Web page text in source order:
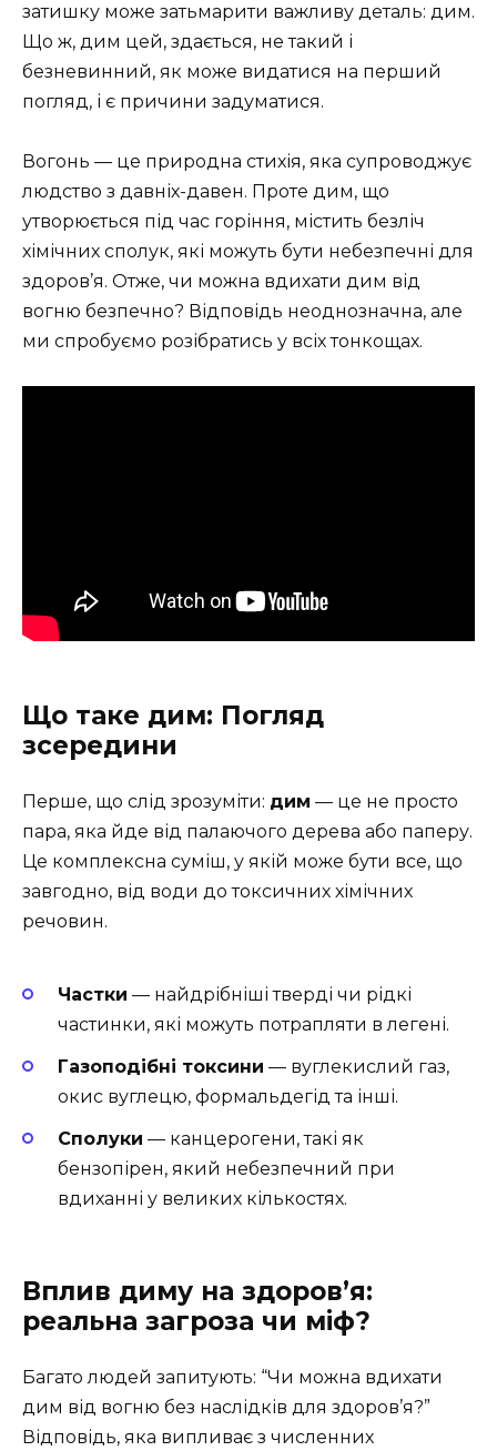
затишку може затьмарити важливу деталь: дим.
Що ж, дим цей, здається, не такий і
безневинний, як може видатися на перший
погляд, і є причини задуматися.
Вогонь — це природна стихія, яка супроводжує
людство з давніх-давен. Проте дим, що
утворюється під час горіння, містить безліч
хімічних сполук, які можуть бути небезпечні для
здоров’я. Отже, чи можна вдихати дим від
вогню безпечно? Відповідь неоднозначна, але
ми спробуємо розібратись у всіх тонкощах.
Що таке дим: Погляд
зсередини
Перше, що слід зрозуміти: дим — це не просто
пара, яка йде від палаючого дерева або паперу.
Це комплексна суміш, у якій може бути все, що
завгодно, від води до токсичних хімічних
речовин.
Частки — найдрібніші тверді чи рідкі
частинки, які можуть потрапляти в легені.
Газоподібні токсини — вуглекислий газ,
окис вуглецю, формальдегід та інші.
Сполуки — канцерогени, такі як
бензопірен, який небезпечний при
вдиханні у великих кількостях.
Вплив диму на здоров’я:
реальна загроза чи міф?
Багато людей запитують: “Чи можна вдихати
дим від вогню без наслідків для здоров’я?”
Відповідь, яка випливає з численних